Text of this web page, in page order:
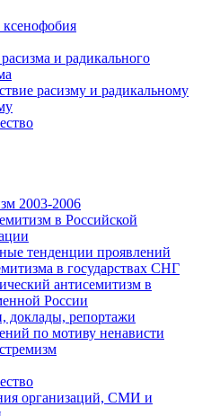
и радикального
расизму и радикальному
2003-2006
в Российской
тенденции проявлений
в государствах СНГ
антисемитизм в
России
доклады, репортажи
по мотиву ненависти
организаций, СМИ и